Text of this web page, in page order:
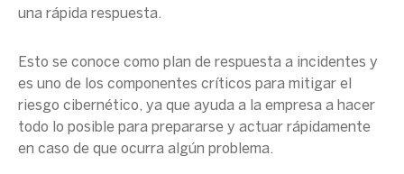
una rápida respuesta.
Esto se conoce como plan de respuesta a incidentes y
es uno de los componentes críticos para mitigar el
riesgo cibernético, ya que ayuda a la empresa a hacer
todo lo posible para prepararse y actuar rápidamente
en caso de que ocurra algún problema.